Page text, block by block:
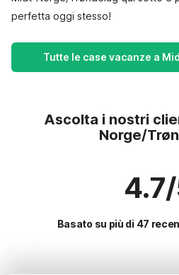
perfetta oggi stesso!
Tutte le case vacanze a
Ascolta i nostri
Norge/
Basato su più di 47